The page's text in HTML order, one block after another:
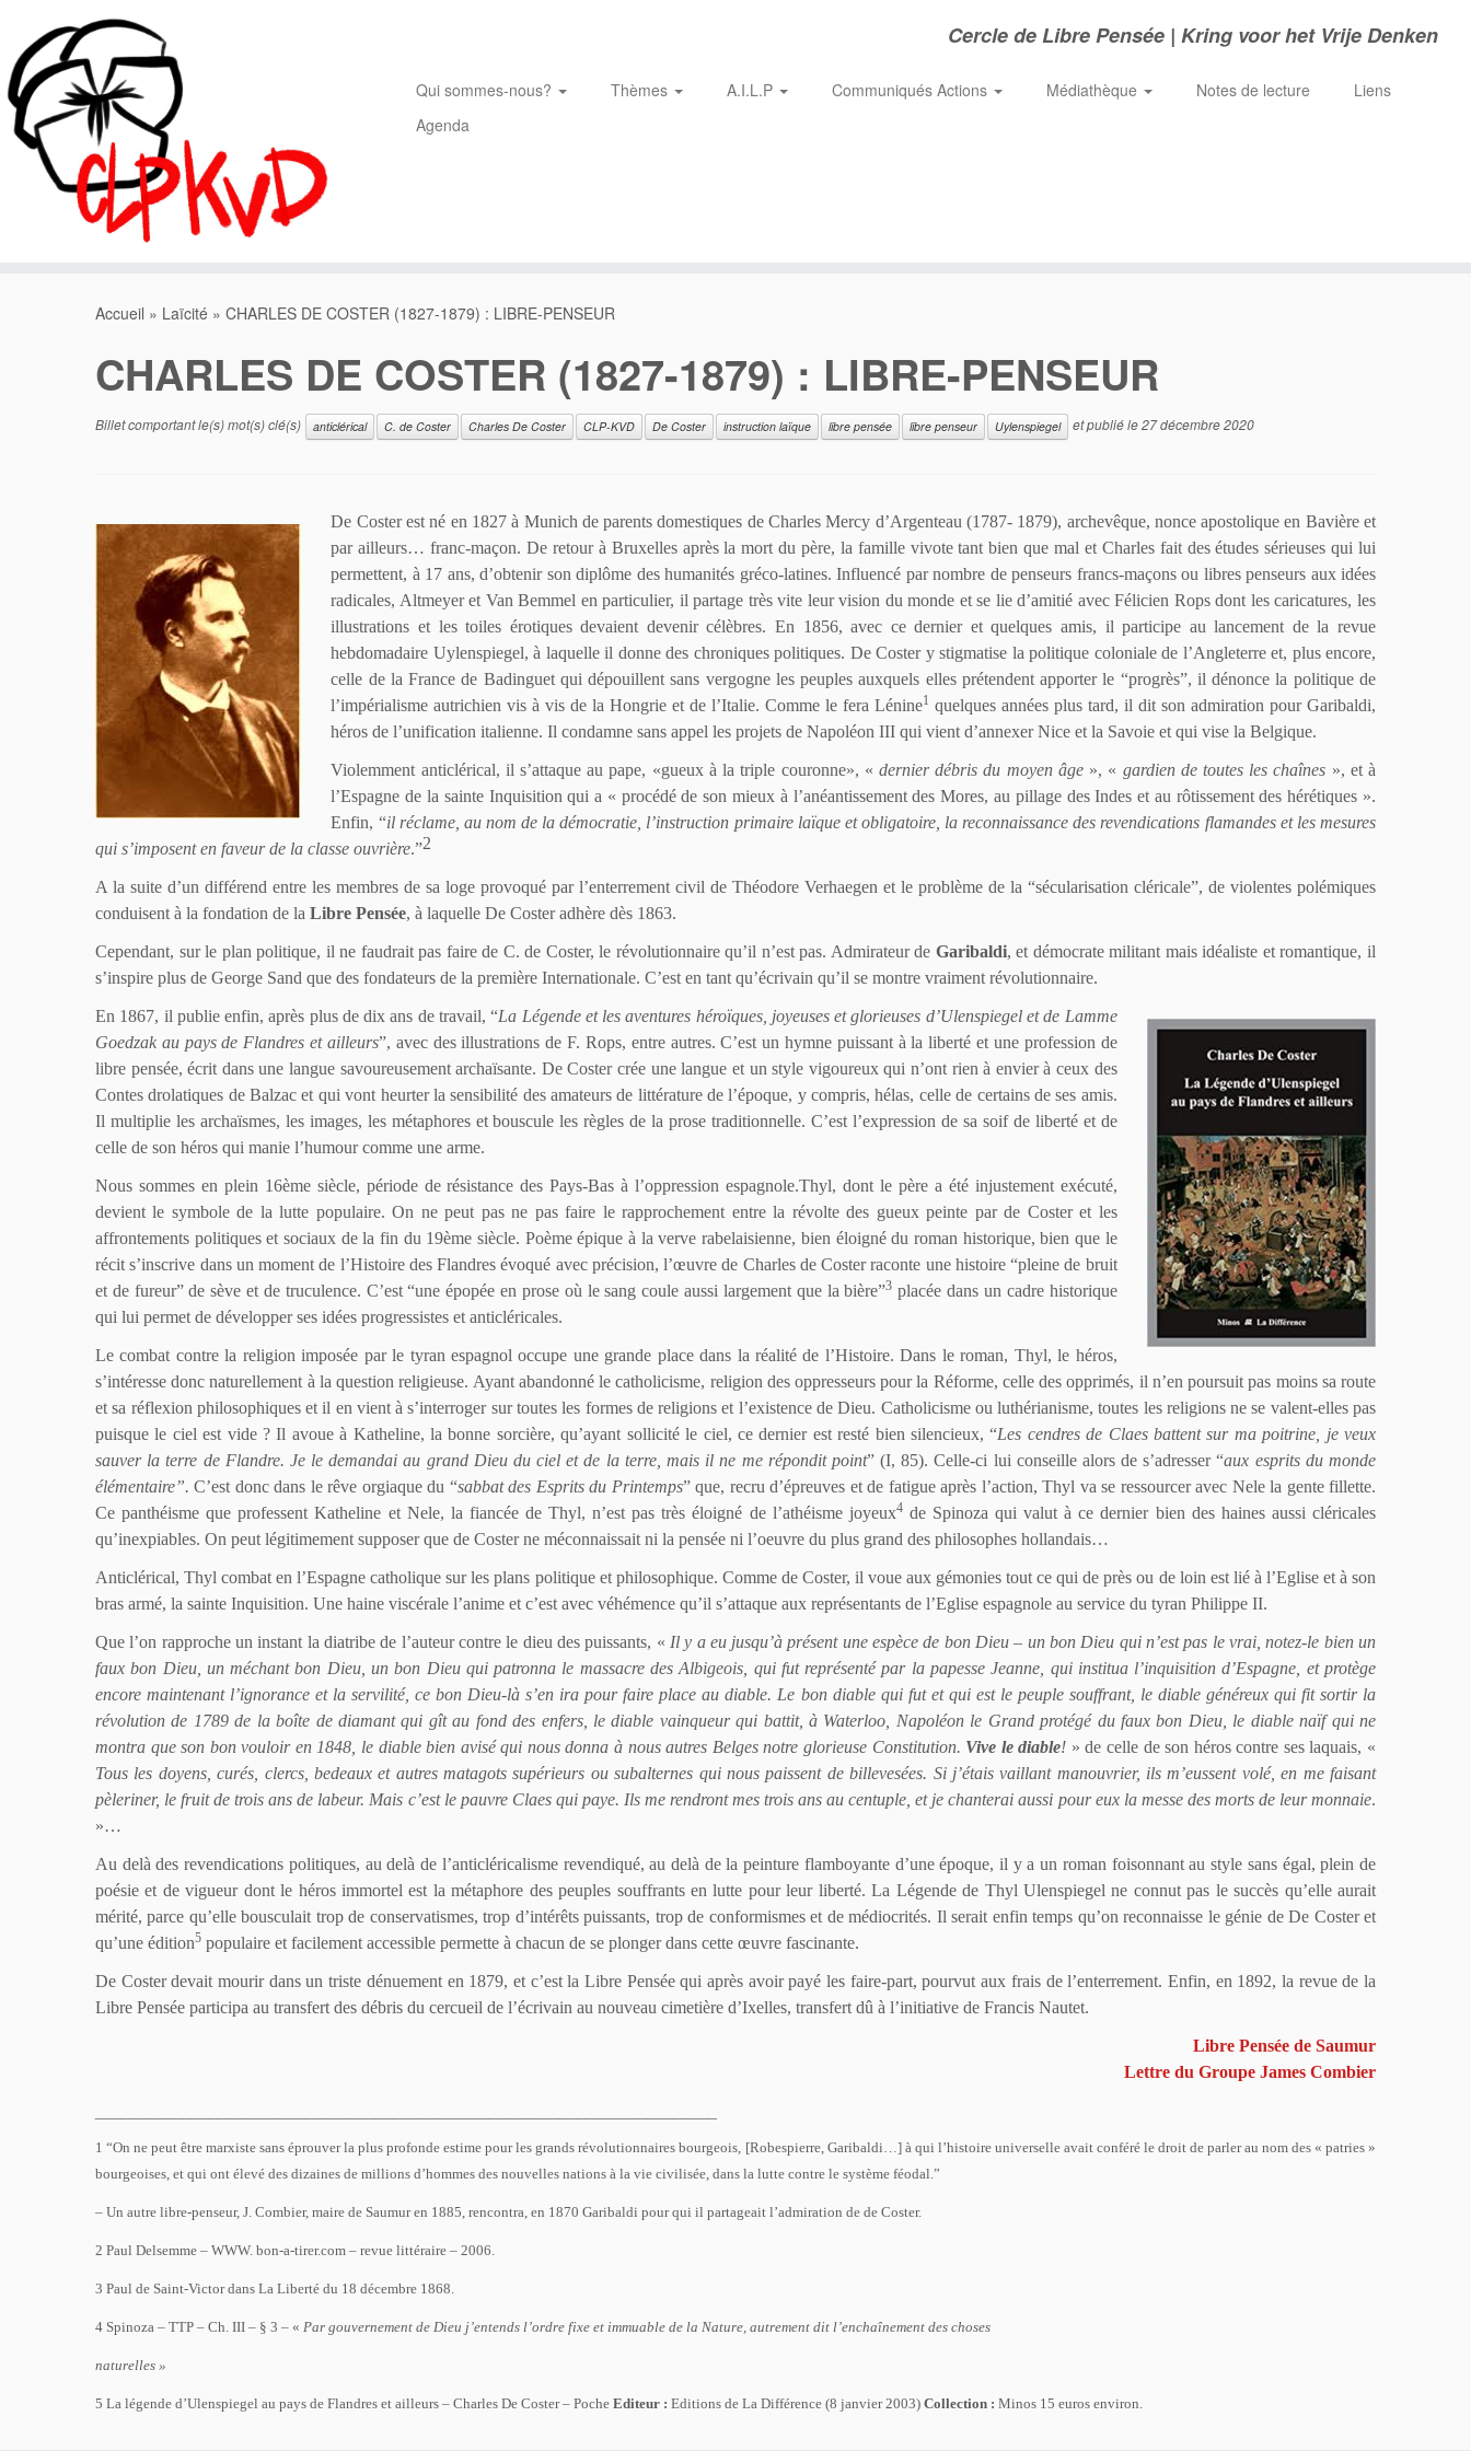
contenu
Cercle de Libre Pensée | Kring voor het Vrije Denken
Qui sommes-nous? Thèmes A.I.L.P Communiqués Actions Médiathèque Notes de lecture
Liens
Agenda
Accueil » Laïcité » CHARLES DE COSTER (1827-1879) : LIBRE-PENSEUR
CHARLES DE COSTER (1827-1879) : LIBRE-PENSEUR
Billet comportant le(s) mot(s) clé(s) anticlérical C. de Coster Charles De Coster CLP-KVD De Coster instruction laïque libre pensée libre penseur Uylenspiegel et publié le27 décembre 2020
De Coster est né en 1827 à Munich de parents domestiques de Charles Mercy d’Argenteau (1787- 1879), archevêque, nonce apostolique en Bavière et
par ailleurs… franc-maçon. De retour à Bruxelles après la mort du père, la famille vivote tant bien que mal et Charles fait des études sérieuses qui lui
permettent, à 17 ans, d’obtenir son diplôme des humanités gréco-latines. Influencé par nombre de penseurs francs-maçons ou libres penseurs aux idées
radicales, Altmeyer et Van Bemmel en particulier, il partage très vite leur vision du monde et se lie d’amitié avec Félicien Rops dont les caricatures, les
illustrations et les toiles érotiques devaient devenir célèbres. En 1856, avec ce dernier et quelques amis, il participe au lancement de la revue
hebdomadaire Uylenspiegel, à laquelle il donne des chroniques politiques. De Coster y stigmatise la politique coloniale de l’Angleterre et, plus encore,
celle de la France de Badinguet qui dépouillent sans vergogne les peuples auxquels elles prétendent apporter le “progrès”, il dénonce la politique de
l’impérialisme autrichien vis à vis de la Hongrie et de l’Italie. Comme le fera Lénine1 quelques années plus tard, il dit son admiration pour Garibaldi,
héros de l’unification italienne. Il condamne sans appel les projets de Napoléon III qui vient d’annexer Nice et la Savoie et qui vise la Belgique.
Violemment anticlérical, il s’attaque au pape, «gueux à la triple couronne», « dernier débris du moyen âge», « gardien de toutes les chaînes », et à
l’Espagne de la sainte Inquisition qui a « procédé de son mieux à l’anéantissement des Mores, au pillage des Indes et au rôtissement des hérétiques ».
Enfin, “il réclame, au nom de la démocratie, l’instruction primaire laïque et obligatoire, la reconnaissance des revendications flamandes et les mesures
qui s’imposent en faveur de la classe ouvrière.”2
A la suite d’un différend entre les membres de sa loge provoqué par l’enterrement civil de Théodore Verhaegen et le problème de la “sécularisation cléricale”, de violentes polémiques
conduisent à la fondation de la Libre Pensée, à laquelle De Coster adhère dès 1863.
Cependant, sur le plan politique, il ne faudrait pas faire de C. de Coster, le révolutionnaire qu’il n’est pas. Admirateur de Garibaldi, et démocrate militant mais idéaliste et romantique, il
s’inspire plus de George Sand que des fondateurs de la première Internationale. C’est en tant qu’écrivain qu’il se montre vraiment révolutionnaire.
En 1867, il publie enfin, après plus de dix ans de travail, “La Légende et les aventures héroïques, joyeuses et glorieuses d’Ulenspiegelet de Lamme
Goedzak au pays de Flandres et ailleurs”, avec des illustrations de F. Rops, entre autres. C’est un hymne puissant à la liberté et une profession de
libre pensée, écrit dans une langue savoureusement archaïsante. De Coster crée une langue et un style vigoureux qui n’ont rien à envier à ceux des
Contes drolatiques de Balzac et qui vont heurter la sensibilité des amateurs de littérature de l’époque, y compris, hélas, celle de certains de ses amis.
Il multiplie les archaïsmes, les images, les métaphores et bouscule les règles de la prose traditionnelle. C’est l’expression de sa soif de liberté et de
celle de son héros qui manie l’humour comme une arme.
Nous sommes en plein 16ème siècle, période de résistance des Pays-Bas à l’oppression espagnole.Thyl, dont le père a été injustement exécuté,
devient le symbole de la lutte populaire. On ne peut pas ne pas faire le rapprochement entre la révolte des gueux peinte par de Coster et les
affrontements politiques et sociaux de la fin du 19ème siècle. Poème épique à la verve rabelaisienne, bien éloigné du roman historique, bien que le
récit s’inscrive dans un moment de l’Histoire des Flandres évoqué avec précision, l’œuvre de Charles de Coster raconte une histoire “pleine de bruit
et de fureur” de sève et de truculence. C’est “une épopée en prose où le sang coule aussi largement que la bière”3 placée dans un cadre historique
qui lui permet de développer ses idées progressistes et anticléricales.
Le combat contre la religion imposée par le tyran espagnol occupe une grande place dans la réalité de l’Histoire. Dans le roman, Thyl, le héros,
s’intéresse donc naturellement à la question religieuse. Ayant abandonné le catholicisme, religion des oppresseurs pour la Réforme, celle des opprimés, il n’en poursuit pas moins sa route
et sa réflexion philosophiques et il en vient à s’interroger sur toutes les formes de religions et l’existence de Dieu. Catholicisme ou luthérianisme, toutes les religions ne se valent-elles pas
puisque le ciel est vide ? Il avoue à Katheline, la bonne sorcière, qu’ayant sollicité le ciel, ce dernier est resté bien silencieux, “Les cendres de Claes battent sur ma poitrine, je veux
sauver la terre de Flandre. Je le demandai au grand Dieu du ciel et de la terre, mais il ne me répondit point” (I, 85). Celle-ci lui conseille alors de s’adresser “aux esprits du monde
élémentaire”.C’est donc dans le rêve orgiaque du “sabbat des Esprits du Printemps” que, recru d’épreuves et de fatigue après l’action, Thyl va se ressourcer avec Nele la gente fillette.
Ce panthéisme que professent Katheline et Nele, la fiancée de Thyl, n’est pas très éloigné de l’athéisme joyeux4de Spinoza qui valut à ce dernier bien des haines aussi cléricales
qu’inexpiables. On peut légitimement supposer que de Coster ne méconnaissait ni la pensée ni l’oeuvre du plus grand des philosophes hollandais…
Anticlérical, Thyl combat en l’Espagne catholique sur les plans politique et philosophique. Comme de Coster, il voue aux gémonies tout ce qui de près ou de loin est lié à l’Eglise et à son
bras armé, la sainte Inquisition. Une haine viscérale l’anime et c’est avec véhémence qu’il s’attaque aux représentants de l’Eglise espagnole au service du tyran Philippe II.
Que l’on rapproche un instant la diatribe de l’auteur contre le dieu des puissants, « Il y a eu jusqu’à présent une espèce de bon Dieu – un bon Dieu qui n’est pas le vrai, notez-le bien un
faux bon Dieu, un méchant bon Dieu, un bon Dieu qui patronna le massacre des Albigeois, qui fut représenté par la papesse Jeanne, qui institua l’inquisition d’Espagne, et protège
encore maintenant l’ignorance et la servilité, ce bon Dieu-là s’en ira pour faire place au diable. Le bon diable qui fut et qui est le peuple souffrant, le diable généreux qui fit sortir la
révolution de 1789 de la boîte de diamant qui gît au fond des enfers, le diable vainqueur qui battit, à Waterloo, Napoléon le Grand protégé du faux bon Dieu, le diable naïf qui ne
montra que son bon vouloir en 1848, le diable bien avisé qui nous donna à nous autres Belges notre glorieuse Constitution. Vive le diable! » de celle de son héros contre ses laquais, «
Tous les doyens, curés, clercs, bedeaux et autres matagots supérieurs ou subalternes qui nous paissent de billevesées. Si j’étais vaillant manouvrier, ils m’eussent volé, en me faisant
pèleriner, le fruit de trois ans de labeur. Mais c’est le pauvre Claes qui paye. Ils me rendront mes trois ans au centuple, et je chanterai aussi pour eux la messe des morts de leur monnaie.
»…
Au delà des revendications politiques, au delà de l’anticléricalisme revendiqué, au delà de la peinture flamboyante d’une époque, il y a un roman foisonnant au style sans égal, plein de
poésie et de vigueur dont le héros immortel est la métaphore des peuples souffrants en lutte pour leur liberté. La Légende de Thyl Ulenspiegel ne connut pas le succès qu’elle aurait
mérité, parce qu’elle bousculait trop de conservatismes, trop d’intérêts puissants, trop de conformismes et de médiocrités. Il serait enfin temps qu’on reconnaisse le génie de De Coster et
qu’une édition5 populaire et facilement accessible permette à chacun de se plonger dans cette œuvre fascinante.
De Coster devait mourir dans un triste dénuement en 1879, et c’est la Libre Pensée qui après avoir payé les faire-part, pourvut aux frais de l’enterrement. Enfin, en 1892, la revue de la
Libre Pensée participa au transfert des débris du cercueil de l’écrivain au nouveau cimetière d’Ixelles, transfert dû à l’initiative de Francis Nautet.
Libre Pensée de Saumur
Lettre du Groupe James Combier
1 “On ne peut être marxiste sans éprouver la plus profonde estime pour les grands révolutionnaires bourgeois, [Robespierre, Garibaldi…] à qui l’histoire universelle avait conféré le droit de parler au nom des « patries »
bourgeoises, et qui ont élevé des dizaines de millions d’hommes des nouvelles nations à la vie civilisée, dans la lutte contre le système féodal.”
– Un autre libre-penseur, J. Combier, maire de Saumur en 1885, rencontra, en 1870 Garibaldi pour qui il partageait l’admiration de de Coster.
2 Paul Delsemme – WWW. bon-a-tirer.com – revue littéraire – 2006.
3 Paul de Saint-Victor dans La Liberté du 18 décembre 1868.
4 Spinoza – TTP – Ch. III – § 3 – « Par gouvernement de Dieu j’entends l’ordre fixe et immuable de la Nature, autrement dit l’enchaînement des choses
naturelles »
5 La légende d’Ulenspiegel au pays de Flandres et ailleurs – Charles De Coster – Poche Editeur : Editions de La Différence (8 janvier 2003) Collection : Minos 15 euros environ.